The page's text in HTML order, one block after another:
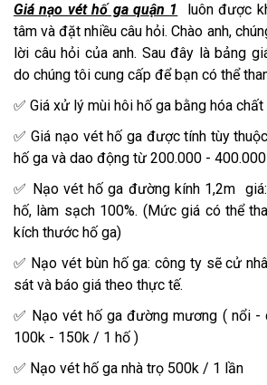
Giá nạo vét hố ga quận 1 luôn được
tâm và đặt nhiều câu hỏi. Chào anh,
lời câu hỏi của anh. Sau đây là bảng
do chúng tôi cung cấp để bạn có thể
✅ Giá xử lý mùi hôi hố ga bằng hóa
✅ Giá nạo vét hố ga được tính tùy
hố ga và dao động từ 200.000 -
✅ Nạo vét hố ga đường kính 1,2m
hố, làm sạch 100%. (Mức giá có thể
kích thước hố ga)
✅ Nạo vét bùn hố ga: công ty sẽ cử
sát và báo giá theo thực tế.
✅ Nạo vét hố ga đường mương ( nổi -
100k - 150k / 1 hố )
✅ Nạo vét hố ga nhà trọ 500k / 1 lần